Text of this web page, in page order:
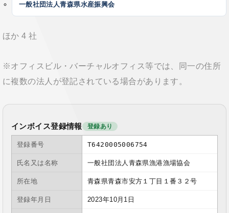
一般社団法人青森県水産振興会
ほか 4 社
※オフィスビル・バーチャルオフィス等では、同一の住所
に複数の法人が登記されている場合があります。
インボイス登録情報 登録あり
登録番号 T6420005006754
氏名又は名称 一般社団法人青森県漁港漁場協会
所在地 青森県青森市安方１丁目１番３２号
登録年月日 2023年10月1日